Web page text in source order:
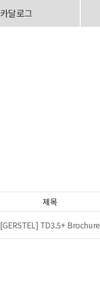
카달로그
제목
[GERSTEL] TD3.5+ Brochure